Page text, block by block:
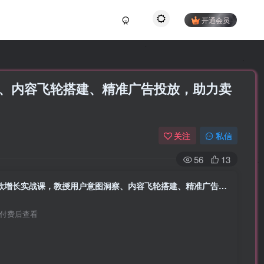
开通会员
内容飞轮搭建、精准广告投放，助力卖
关注 私信
56 13
（17279期）跨境爆款增长实战课，教授用户意图洞察、内容飞轮搭建、精准广告投放，助力卖家2026年利润倍增
费后查看